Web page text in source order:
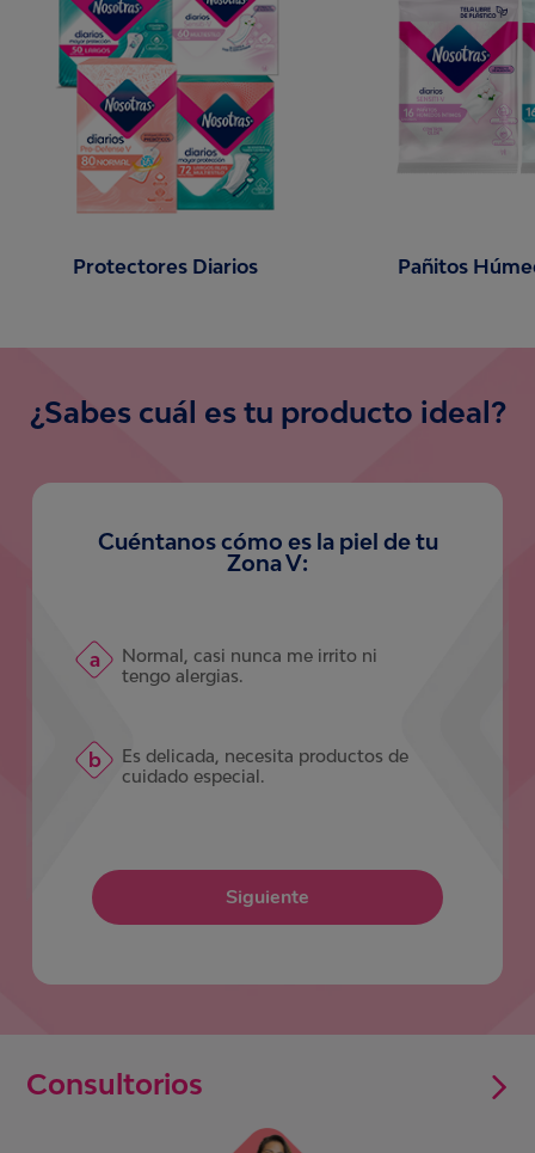
Protectores Diarios Pañitos
¿Sabes cuál es tu producto ideal?
Cuéntanos cómo es la piel de tu
Zona V:
Normal, casi nunca me irrito ni
tengo alergias.
Es delicada, necesita productos de
cuidado especial.
Siguiente
Consultorios